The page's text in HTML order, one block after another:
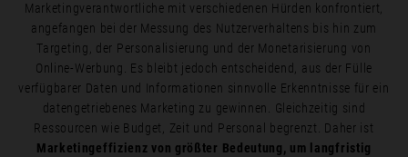
Marketingverantwortliche mit verschiedenen Hürden konfrontiert,
angefangen bei der Messung des Nutzerverhaltens bis hin zum
Targeting, der Personalisierung und der Monetarisierung von
Online-Werbung. Es bleibt jedoch entscheidend, aus der Fülle
verfügbarer Daten und Informationen sinnvolle Erkenntnisse für ein
datengetriebenes Marketing zu gewinnen. Gleichzeitig sind
Ressourcen wie Budget, Zeit und Personal begrenzt. Daher ist
Marketingeffizienz von größter Bedeutung, um langfristig